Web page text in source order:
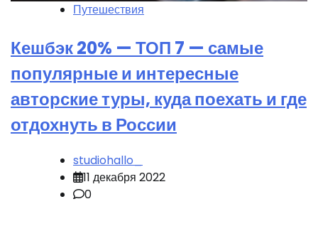
Путешествия
Кешбэк 20% — ТОП 7 — самые
популярные и интересные
авторские туры, куда поехать и где
отдохнуть в России
studiohallo_
11 декабря 2022
0